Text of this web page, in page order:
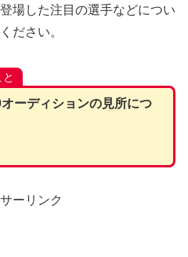
場した注目の選手などについ
ださい。
ーディションの見所につ
ーリンク